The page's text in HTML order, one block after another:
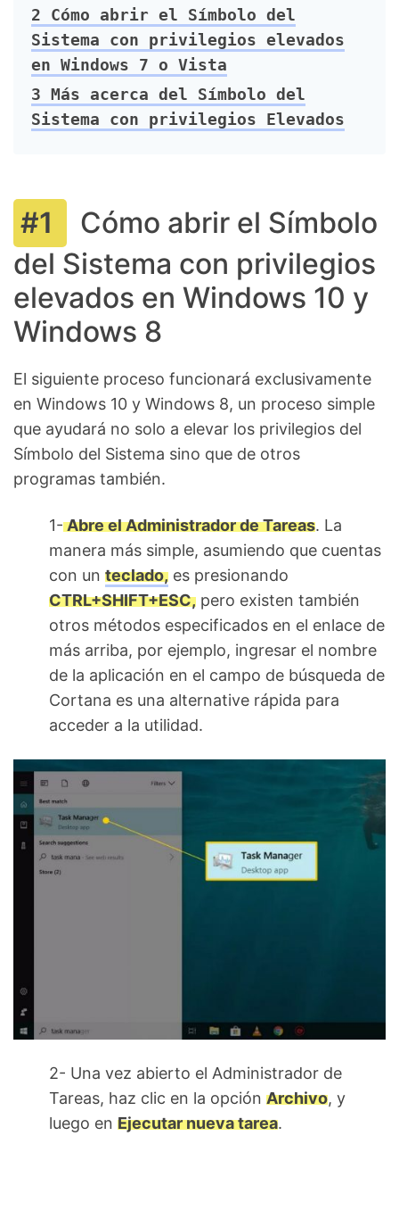
2 Cómo abrir el Símbolo del
Sistema con privilegios elevados
en Windows 7 o Vista
3 Más acerca del Símbolo del
Sistema con privilegios Elevados
Cómo abrir el Símbolo
del Sistema con privilegios
elevados en Windows 10 y
Windows 8
El siguiente proceso funcionará exclusivamente
en Windows 10 y Windows 8, un proceso simple
que ayudará no solo a elevar los privilegios del
Símbolo del Sistema sino que de otros
programas también.
1-Abre el Administrador de Tareas. La
manera más simple, asumiendo que cuentas
con un teclado, es presionando
CTRL+SHIFT+ESC, pero existen también
otros métodos especificados en el enlace de
más arriba, por ejemplo, ingresar el nombre
de la aplicación en el campo de búsqueda de
Cortana es una alternative rápida para
acceder a la utilidad.
2- Una vez abierto el Administrador de
Tareas, haz clic en la opción Archivo, y
luego en Ejecutar nueva tarea.